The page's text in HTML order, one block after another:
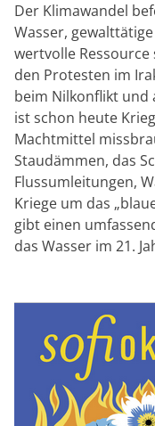
Der Klimawandel
Wasser,
wertvolle
den Protesten im
beim Nilkonflikt und
ist schon heute
Machtmittel
Staudämmen, das
Flussumleitungen,
Kriege um das
gibt einen
das Wasser im 21.